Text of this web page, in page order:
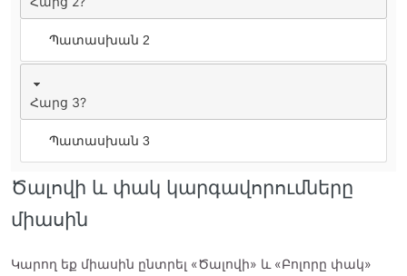
Պատասխան 2
Հարց 3?
Պատասխան 3
Ծալովի և փակ կարգավորումները
միասին
Կարող եք միասին ընտրել «Ծալովի» և «Բոլորը փակ»